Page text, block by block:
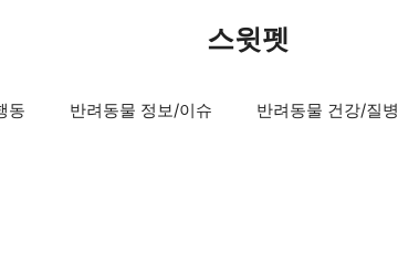
스윗펫
동 반려동물 정보/이슈 반려동물 건강/질병